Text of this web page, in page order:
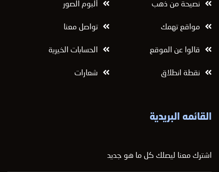
نصيحة من ذهب ألبوم الصور
مواقع تهمك تواصل معنا
قالوا عن الموقع الحسابات الخيرية
نقطة انطلاق شعارات
القائمه البريدية
اشترك معنا ليصلك كل ما هو جديد